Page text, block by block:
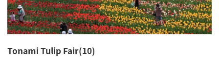
Tonami Tulip Fair(10)